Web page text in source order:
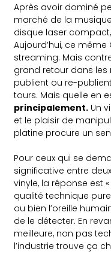
Après avoir dominé
marché de la
disque laser compact,
Aujourd’hui, ce
streaming. Mais
grand retour dans les
publient ou re-
tours. Mais quelle en
principalement. Un
et le plaisir de
platine procure un
Pour ceux qui se
significative entre
vinyle, la réponse est
qualité technique
ou bien l’oreille
de le détecter. En
meilleure, non pas
l’industrie trouve ça